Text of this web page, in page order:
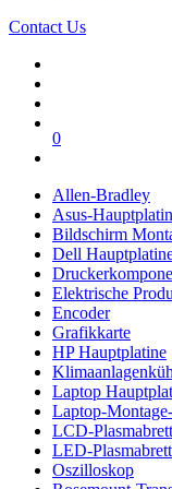
Contact Us
0
Allen-Bradley
Asus-
Bildschirm
Dell
Elektrische
Encoder
Grafikkarte
HP Hauptplatine
Laptop
Laptop-
LCD-Plasmabrett
LED-Plasmabrett
Oszilloskop